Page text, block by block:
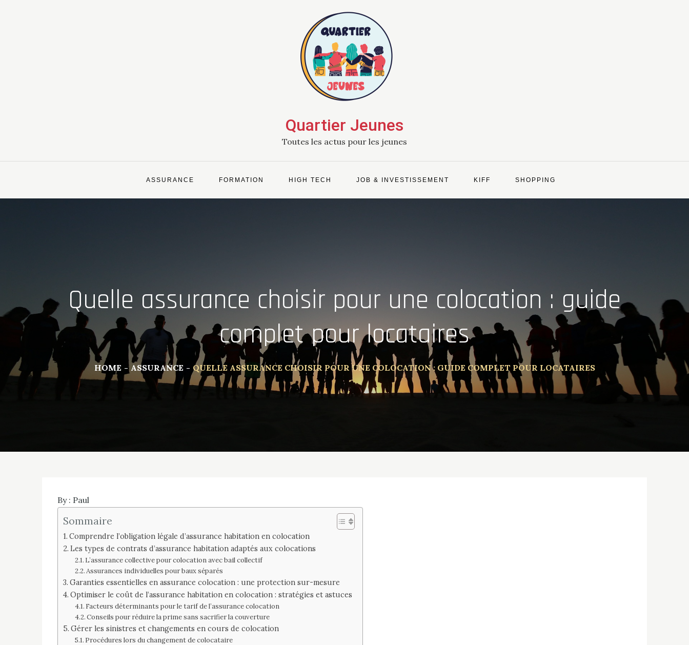
Quartier Jeunes
Toutes les actus pour les jeunes
ASSURANCE FORMATION HIGH TECH JOB & INVESTISSEMENT KIFF SHOPPING
Quelle assurance choisir pour une colocation : guide
complet pour locataires
HOME ASSURANCE QUELLE ASSURANCE CHOISIR POUR UNE COLOCATION : GUIDE COMPLET POUR LOCATAIRES
By : Paul
Sommaire
Comprendre l’obligation légale d’assurance habitation en colocation
Les types de contrats d’assurance habitation adaptés aux colocations
L’assurance collective pour colocation avec bail collectif
Assurances individuelles pour baux séparés
Garanties essentielles en assurance colocation : une protection sur-mesure
Optimiser le coût de l’assurance habitation en colocation : stratégies et astuces
Facteurs déterminants pour le tarif de l’assurance colocation
Conseils pour réduire la prime sans sacrifier la couverture
Gérer les sinistres et changements en cours de colocation
Procédures lors du changement de colocataire